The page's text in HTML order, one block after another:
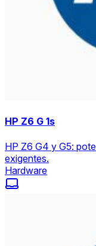
HP Z6 G 1s
HP Z6 G4 y G5:
exigentes.
Hardware